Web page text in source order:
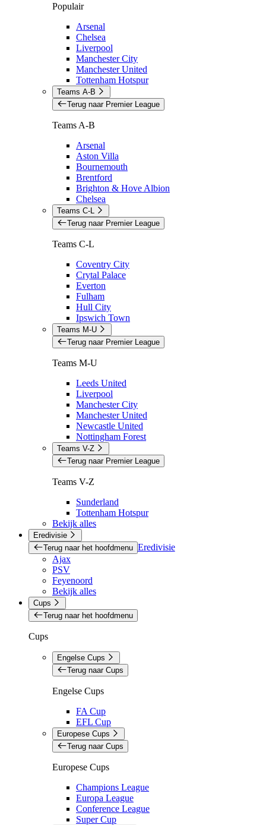
Populair
Arsenal
Chelsea
Liverpool
Manchester City
Manchester United
Tottenham Hotspur
Teams A-B
Terug naar Premier League
Teams A-B
Arsenal
Aston Villa
Bournemouth
Brentford
Brighton & Hove Albion
Chelsea
Teams C-L
Terug naar Premier League
Teams C-L
Coventry City
Crytal Palace
Everton
Fulham
Hull City
Ipswich Town
Teams M-U
Terug naar Premier League
Teams M-U
Leeds United
Liverpool
Manchester City
Manchester United
Newcastle United
Nottingham Forest
Teams V-Z
Terug naar Premier League
Teams V-Z
Sunderland
Tottenham Hotspur
Bekijk alles
Eredivisie
Terug naar het hoofdmenu Eredivisie
Ajax
PSV
Feyenoord
Bekijk alles
Cups
Terug naar het hoofdmenu
Cups
Engelse Cups
Terug naar Cups
Engelse Cups
FA Cup
EFL Cup
Europese Cups
Terug naar Cups
Europese Cups
Champions League
Europa League
Conference League
Super Cup